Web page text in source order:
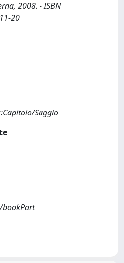
2008. - ISBN
20
Saggio
bookPart